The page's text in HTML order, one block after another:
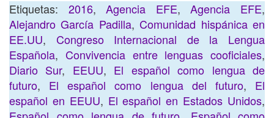
Etiquetas: 2016,Agencia EFE,Agencia EFE,
Alejandro García Padilla,Comunidad hispánica en
EE.UU, Congreso Internacional de la Lengua
Española, Convivencia entre lenguas cooficiales,
Diario Sur, EEUU, El español como lengua de
futuro, El español como lengua del futuro, El
español en EEUU, El español en Estados Unidos,